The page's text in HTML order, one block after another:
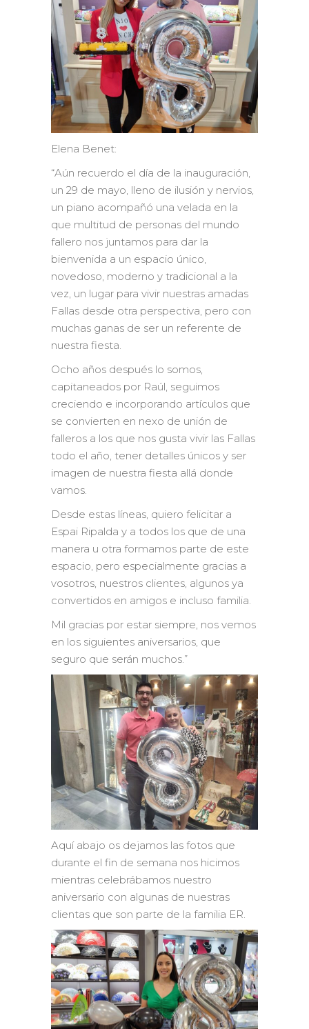
Elena Benet:
“Aún recuerdo el día de la inauguración,
un 29 de mayo, lleno de ilusión y nervios,
un piano acompañó una velada en la
que multitud de personas del mundo
fallero nos juntamos para dar la
bienvenida a un espacio único,
novedoso, moderno y tradicional a la
vez, un lugar para vivir nuestras amadas
Fallas desde otra perspectiva, pero con
muchas ganas de ser un referente de
nuestra fiesta.
Ocho años después lo somos,
capitaneados por Raúl, seguimos
creciendo e incorporando artículos que
se convierten en nexo de unión de
falleros a los que nos gusta vivir las Fallas
todo el año, tener detalles únicos y ser
imagen de nuestra fiesta allá donde
vamos.
Desde estas líneas, quiero felicitar a
Espai Ripalda y a todos los que de una
manera u otra formamos parte de este
espacio, pero especialmente gracias a
vosotros, nuestros clientes, algunos ya
convertidos en amigos e incluso familia.
Mil gracias por estar siempre, nos vemos
en los siguientes aniversarios, que
seguro que serán muchos.”
Aquí abajo os dejamos las fotos que
durante el fin de semana nos hicimos
mientras celebrábamos nuestro
aniversario con algunas de nuestras
clientas que son parte de la familia ER.